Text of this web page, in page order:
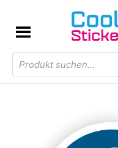
Products
search